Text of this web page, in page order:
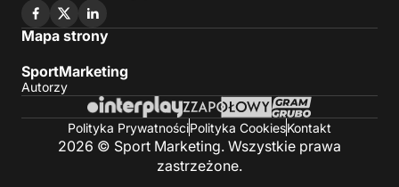
Mapa strony
SportMarketing
Autorzy
Polityka PrywatnościPolityka CookiesKontakt
2026 © Sport Marketing. Wszystkie prawa
zastrzeżone.